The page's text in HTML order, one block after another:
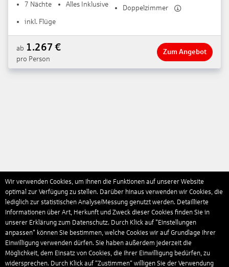
7 Nächte Alles Inklusive
Doppelzimmer
inkl. Flüge
ab 1.267 €
pro Person
Zum Angebot
Wir verwenden Cookies, um Ihnen die Funktionen auf unserer Website
optimal zur Verfügung zu stellen. Darüber hinaus verwenden wir Cookies, die
lediglich zur statistischen Analyse/Messung genutzt werden. Detaillierte
Informationen über Art, Herkunft und Zweck dieser Cookies finden Sie in
unserer Erklärung zum Datenschutz. Durch Klick auf "Einstellungen
anpassen" können Sie bestimmen, welche Cookies wir auf Grundlage Ihrer
Einwilligung verwenden dürfen. Sie haben außerdem jederzeit die
Möglichkeit, dem Einsatz von Cookies, die Ihrer Einwilligung bedürfen, zu
widersprechen. Durch Klick auf “Zustimmen“ willigen Sie der Verwendung